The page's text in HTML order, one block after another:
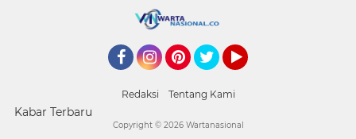
Redaksi Tentang Kami
Kabar Terbaru
Copyright © 2026 Wartanasional